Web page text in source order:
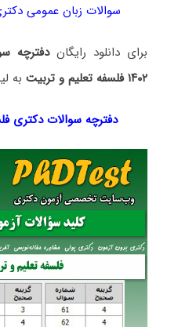
سوالات زبان عمومی دکتری
برای دانلود رایگاندفترچه
۱۴۰۲ فلسفه تعلیم و تربیت
به
دفترچه سوالات دکتری